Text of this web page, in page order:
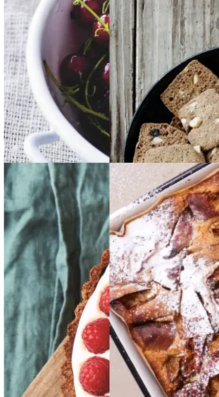
Rysteribs Rysteribs
Gem opskrift
Dessert
Dansk mad
Sommermad
Brunkager
Brunkage
r
Gem opskrift
Glutenfri Glutenfri
bærtærte
bærtærte
medmed bagt
bagt
mandelcreme
mandel
creme
Gem opskrift
Dessert
ÆblekageÆblekage
Gem opskrift
Dessert
Dansk mad